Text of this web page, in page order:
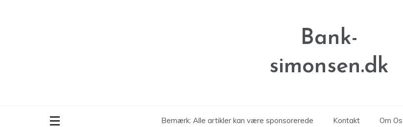
Bank-
simonsen.dk
Bemærk: Alle artikler kan være sponsorerede Kontakt Om Os